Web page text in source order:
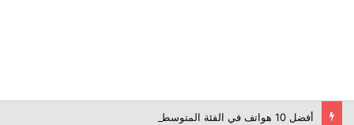
أفضل 10 هواتف في الفئة المتوسطة لعام 2026